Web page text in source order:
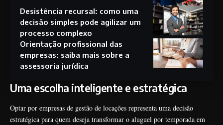
Desistência recursal: como uma
decisão simples pode agilizar um
processo complexo
Orientação profissional das
empresas: saiba mais sobre a
assessoria jurídica
Uma escolha inteligente e estratégica
Optar por empresas de gestão de locações representa uma decisão
estratégica para quem deseja transformar o aluguel por temporada em